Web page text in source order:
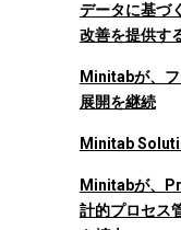
データに基づ
改善を提供す
Minitabが、
展開を継続
Minitab
Minitabが、
計的プロセス